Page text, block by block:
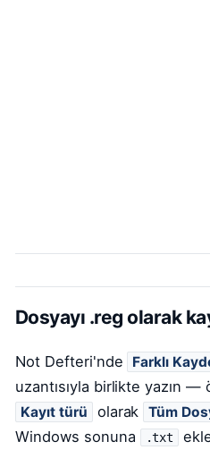
Dosyayı .reg olarak
Not Defteri'nde Farklı
uzantısıyla birlikte yazın —
Kayıt türü olarak Tüm
Windows sonuna
.txt